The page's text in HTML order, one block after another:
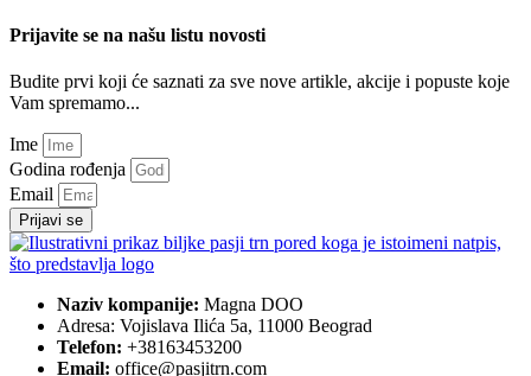
Prijavite se na našu listu novosti
Budite prvi koji će saznati za sve nove artikle, akcije i popuste koje
Vam spremamo...
Ime
Godina rođenja
Email
Prijavi se
Naziv kompanije: Magna DOO
Adresa: Vojislava Ilića 5a, 11000 Beograd
Telefon: +38163453200
Email: office@pasjitrn.com